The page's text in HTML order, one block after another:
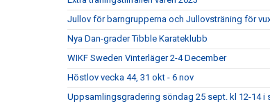
Jullov för barngrupperna och Jullovsträning för
Nya Dan-grader Tibble Karateklubb
WIKF Sweden Vinterläger 2-4 December
Höstlov vecka 44, 31 okt - 6 nov
Uppsamlingsgradering söndag 25 sept. kl 12-14 i